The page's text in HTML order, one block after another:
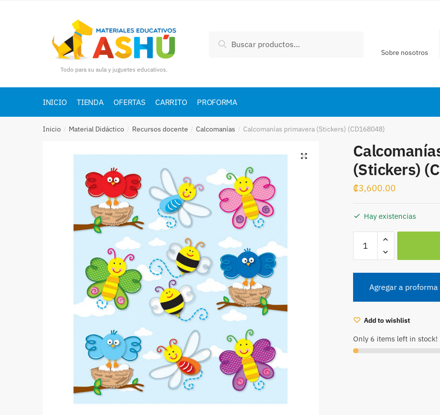
Todo para su aula y juguetes educativos.
por:
Buscar
Sobre nosotros
INICIO TIENDA OFERTAS CARRITO PROFORMA
Inicio / Material Didáctico / Recursos docente / Calcomanías / Calcomanías primavera (Stickers) (CD168048)
(Stickers)
₡3,600.00
Hay existencias
Calcomanías
primavera
(Stickers)
(CD168048)
cantidad
Agregar a proforma
Add to wishlist
Only 6 items left in stock!